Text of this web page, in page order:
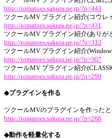
http://tomatoes.sakura.ne.jp/?p=443
ツクールMV プラグイン紹介(コウレ
http://tomatoes.sakura.ne.jp/?p=431
ツクールMV プラグイン紹介(ありが
http://tomatoes.sakura.ne.jp/?p=312
ツクールMV プラグイン紹介
http://tomatoes.sakura.ne.jp/?p=307
ツクールMV プラグイン紹介
http://tomatoes.sakura.ne.jp/?p=299
◆プラグインを作る
ツクールMVのプラグインを作った
http://tomatoes.sakura.ne.jp/?p=266
◆動作を軽量化する